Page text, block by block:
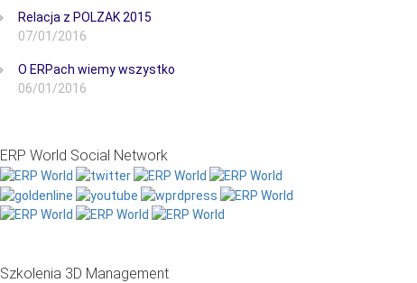
Relacja z POLZAK 2015
07/01/2016
O ERPach wiemy wszystko
06/01/2016
ERP World Social Network
Szkolenia 3D Management